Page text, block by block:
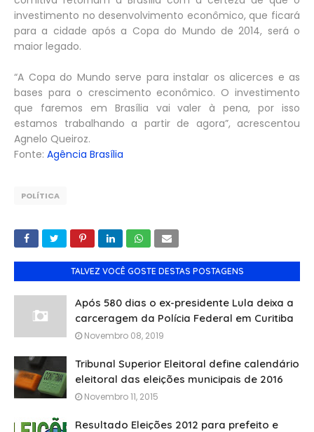
investimento no desenvolvimento econômico, que ficará
para a cidade após a Copa do Mundo de 2014, será o
maior legado.
“A Copa do Mundo serve para instalar os alicerces e as
bases para o crescimento econômico. O investimento
que faremos em Brasília vai valer à pena, por isso
estamos trabalhando a partir de agora”, acrescentou
Agnelo Queiroz.
Fonte: Agência Brasília
POLÍTICA
TALVEZ VOCÊ GOSTE DESTAS POSTAGENS
Após 580 dias o ex-presidente Lula deixa a
carceragem da Polícia Federal em Curitiba
Novembro 08, 2019
Tribunal Superior Eleitoral define calendário
eleitoral das eleições municipais de 2016
Novembro 11, 2015
Resultado Eleições 2012 para prefeito e